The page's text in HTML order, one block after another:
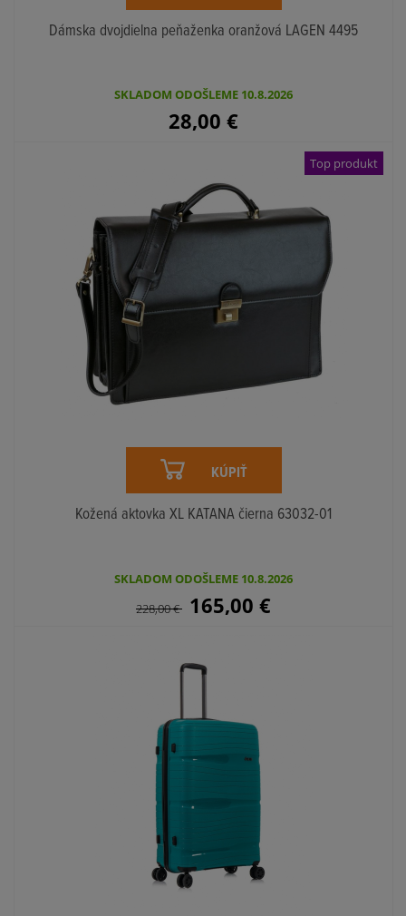
Dámska dvojdielna peňaženka oranžová LAGEN 4495
SKLADOM ODOŠLEME 10.8.2026
28,00 €
KÚPIŤ
Kožená aktovka XL KATANA čierna 63032-01
SKLADOM ODOŠLEME 10.8.2026
228,00€ 165,00 €
Top produkt